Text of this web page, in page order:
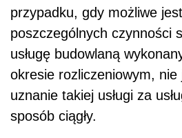
przypadku, gdy możliwe
poszczególnych czynności
usługę budowlaną
okresie rozliczeniowym, nie
uznanie takiej usługi za
sposób ciągły.